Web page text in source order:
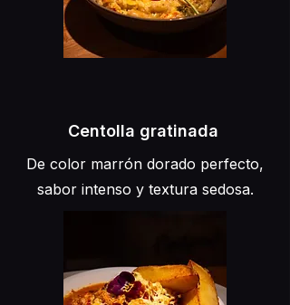
Centolla gratinada
De color marrón dorado perfecto,
sabor intenso y textura sedosa.